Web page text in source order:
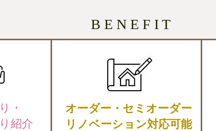
B E N E F I T
・
紹介
オーダー・セミオーダー
リノベーション対応可能